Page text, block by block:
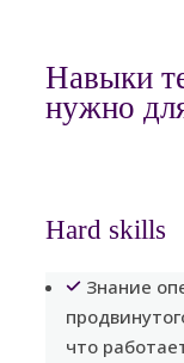
Навыки
нужно
Hard skills
Знание
что